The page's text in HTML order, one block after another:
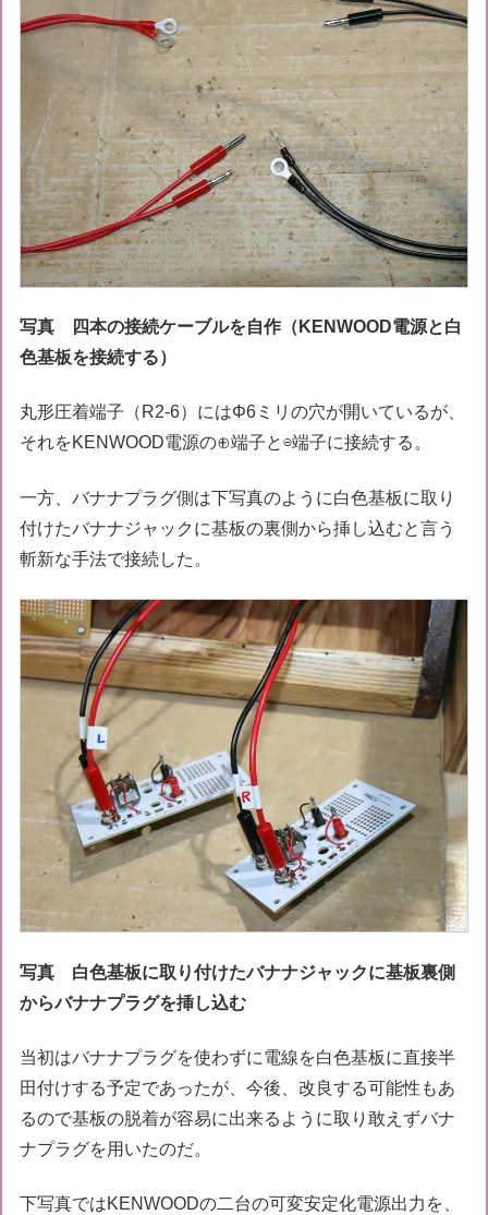
写真 四本の接続ケーブルを自作（KENWOOD電源と白
色基板を接続する）
丸形圧着端子（R2-6）にはΦ6ミリの穴が開いているが、
それをKENWOOD電源の⊕端子と⊖端子に接続する。
一方、バナナプラグ側は下写真のように白色基板に取り
付けたバナナジャックに基板の裏側から挿し込むと言う
斬新な手法で接続した。
写真 白色基板に取り付けたバナナジャックに基板裏側
からバナナプラグを挿し込む
当初はバナナプラグを使わずに電線を白色基板に直接半
田付けする予定であったが、今後、改良する可能性もあ
るので基板の脱着が容易に出来るように取り敢えずバナ
ナプラグを用いたのだ。
下写真ではKENWOODの二台の可変安定化電源出力を、